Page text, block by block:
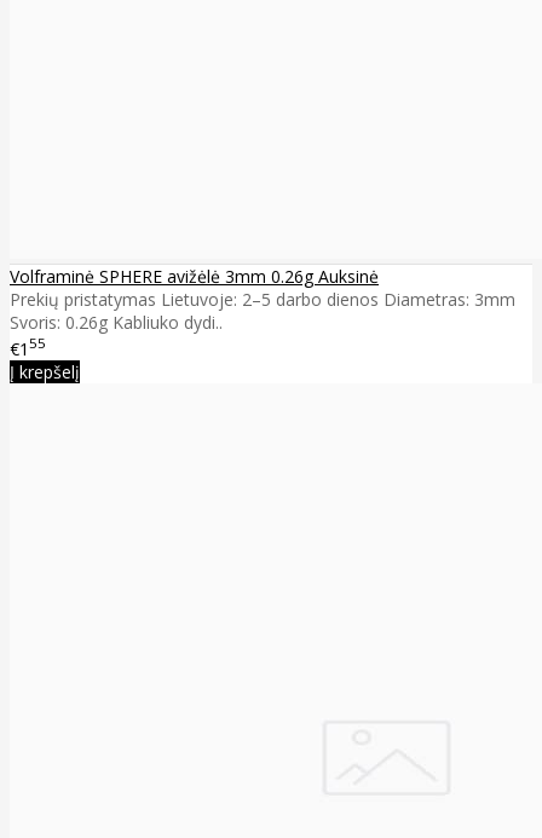
Volframinė SPHERE avižėlė 3mm 0.26g Auksinė
Prekių pristatymas Lietuvoje: 2–5 darbo dienos Diametras: 3mm
Svoris: 0.26g Kabliuko dydi..
€1 55
Į krepšelį